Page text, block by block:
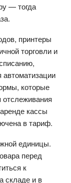
— тогда
принтеры
торговли и
которые
кассы
в тариф.
единицы.
перед
к
складе и в